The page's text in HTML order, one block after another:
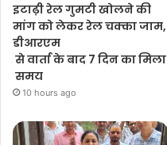
इटाढ़ी रेल गुमटी खोलने की
मांग को लेकर रेल चक्का जाम,
डीआरएम
से वार्ता के बाद 7 दिन का मिला
समय
10 hours ago